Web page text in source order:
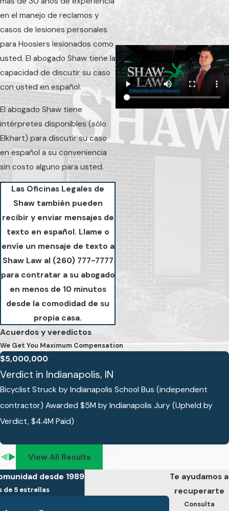
en el manejo de reclamos y
casos de lesiones personales
para Hoosiers lesionados como
usted. El abogado Shaw tiene la
capacidad de discutir su caso
con usted en español.
El abogado Shaw tiene
intérpretes disponibles (sólo
Elkhart) para discutir su caso
en español a su conveniencia
sin costo alguno para usted.
Las Oficinas Legales de
Shaw también pueden
recibir y enviar mensajes de
texto en español. Llame o
envíe un mensaje de texto a
Shaw Law al (260) 777-7777
para contratar a su abogado
en menos de 10 minutos
desde la comodidad de su
propia casa.
Acuerdos y veredictos
We Get You Maximum Compensation
$5,000,000
Verdict in Indianapolis, IN
Bicyclist Struck by Indianapolis School Bus (independent
contractor) Awarded $5M by Indianapolis Jury (Upheld by
Verdict, $4.4M Paid)
View All Results
Te ayudamos a
recuperarte
Consulta
desde 1989
de 5 estrellas